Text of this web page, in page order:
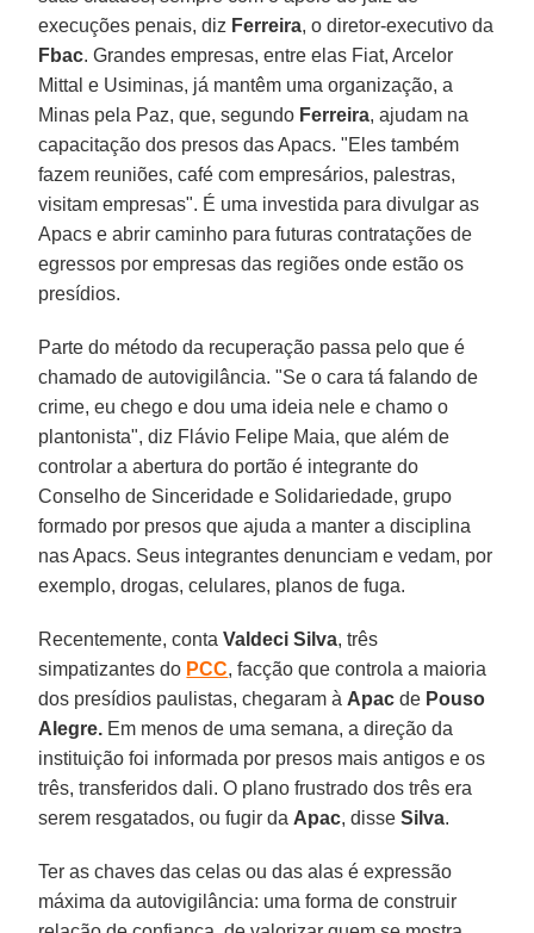
execuções penais, diz Ferreira, o diretor-executivo da
Fbac. Grandes empresas, entre elas Fiat, Arcelor
Mittal e Usiminas, já mantêm uma organização, a
Minas pela Paz, que, segundo Ferreira, ajudam na
capacitação dos presos das Apacs. "Eles também
fazem reuniões, café com empresários, palestras,
visitam empresas". É uma investida para divulgar as
Apacs e abrir caminho para futuras contratações de
egressos por empresas das regiões onde estão os
presídios.
Parte do método da recuperação passa pelo que é
chamado de autovigilância. "Se o cara tá falando de
crime, eu chego e dou uma ideia nele e chamo o
plantonista", diz Flávio Felipe Maia, que além de
controlar a abertura do portão é integrante do
Conselho de Sinceridade e Solidariedade, grupo
formado por presos que ajuda a manter a disciplina
nas Apacs. Seus integrantes denunciam e vedam, por
exemplo, drogas, celulares, planos de fuga.
Recentemente, contaValdeci Silva, três
simpatizantes do PCC, facção que controla a maioria
dos presídios paulistas, chegaram à Apac de Pouso
Alegre. Em menos de uma semana, a direção da
instituição foi informada por presos mais antigos e os
três, transferidos dali. O plano frustrado dos três era
serem resgatados, ou fugir da Apac, disseSilva.
Ter as chaves das celas ou das alas é expressão
máxima da autovigilância: uma forma de construir